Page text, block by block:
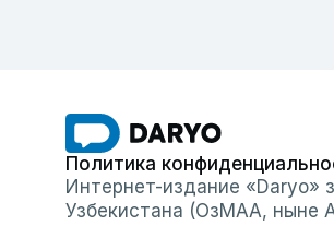
Политика
Интернет-издание «Daryo»
Узбекистана (ОзМАА, ныне